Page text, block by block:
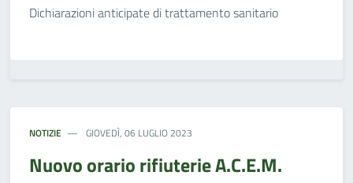
Dichiarazioni anticipate di trattamento sanitario
NOTIZIE GIOVEDÌ, 06 LUGLIO 2023
Nuovo orario rifiuterie A.C.E.M.